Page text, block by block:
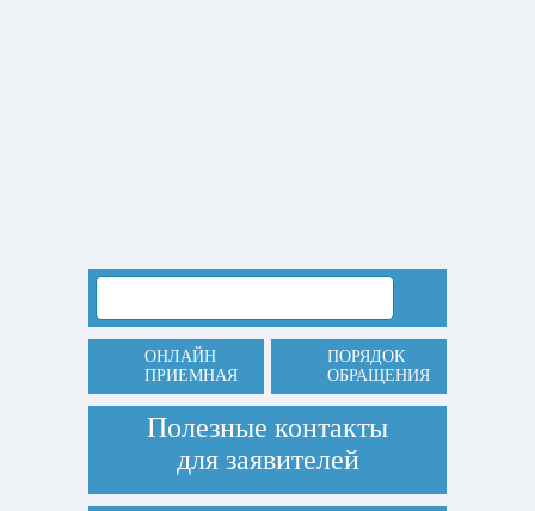
ОНЛАЙН
ПРИЕМНАЯ
ПОРЯДОК
ОБРАЩЕНИЯ
Полезные контакты
для заявителей